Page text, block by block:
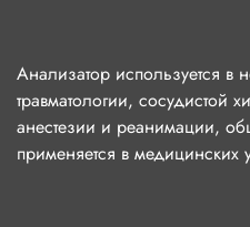
Анализатор используется в
травматологии, сосудистой
анестезии и реанимации,
применяется в медицинских